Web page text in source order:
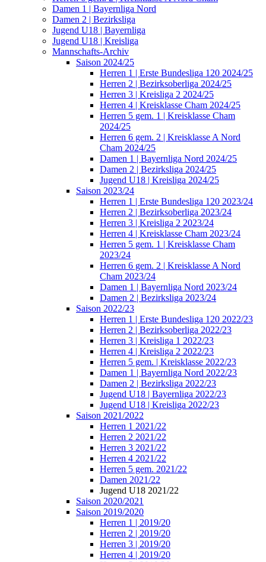
Damen 1 | Bayernliga Nord
Damen 2 | Bezirksliga
Jugend U18 | Bayernliga
Jugend U18 | Kreisliga
Mannschafts-Archiv
Saison 2024/25
Herren 1 | Erste Bundesliga 120 2024/25
Herren 2 | Bezirksoberliga 2024/25
Herren 3 | Kreisliga 2 2024/25
Herren 4 | Kreisklasse Cham 2024/25
Herren 5 gem. 1 | Kreisklasse Cham
2024/25
Herren 6 gem. 2 | Kreisklasse A Nord
Cham 2024/25
Damen 1 | Bayernliga Nord 2024/25
Damen 2 | Bezirksliga 2024/25
Jugend U18 | Kreisliga 2024/25
Saison 2023/24
Herren 1 | Erste Bundesliga 120 2023/24
Herren 2 | Bezirksoberliga 2023/24
Herren 3 | Kreisliga 2 2023/24
Herren 4 | Kreisklasse Cham 2023/24
Herren 5 gem. 1 | Kreisklasse Cham
2023/24
Herren 6 gem. 2 | Kreisklasse A Nord
Cham 2023/24
Damen 1 | Bayernliga Nord 2023/24
Damen 2 | Bezirksliga 2023/24
Saison 2022/23
Herren 1 | Erste Bundesliga 120 2022/23
Herren 2 | Bezirksoberliga 2022/23
Herren 3 | Kreisliga 1 2022/23
Herren 4 | Kreisliga 2 2022/23
Herren 5 gem. | Kreisklasse 2022/23
Damen 1 | Bayernliga Nord 2022/23
Damen 2 | Bezirksliga 2022/23
Jugend U18 | Bayernliga 2022/23
Jugend U18 | Kreisliga 2022/23
Saison 2021/2022
Herren 1 2021/22
Herren 2 2021/22
Herren 3 2021/22
Herren 4 2021/22
Herren 5 gem. 2021/22
Damen 2021/22
Jugend U18 2021/22
Saison 2020/2021
Saison 2019/2020
Herren 1 | 2019/20
Herren 2 | 2019/20
Herren 3 | 2019/20
Herren 4 | 2019/20